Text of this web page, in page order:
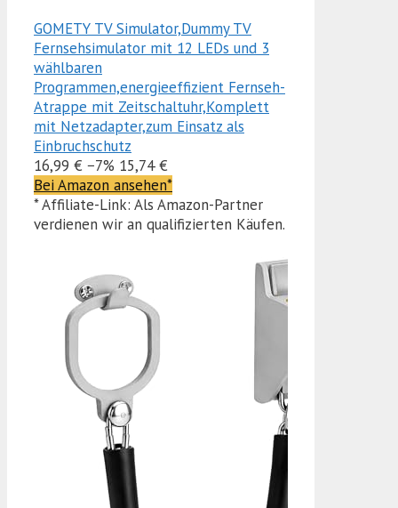
GOMETY TV Simulator,Dummy TV
Fernsehsimulator mit 12 LEDs und 3
wählbaren
Programmen,energieeffizient Fernseh-
Atrappe mit Zeitschaltuhr,Komplett
mit Netzadapter,zum Einsatz als
Einbruchschutz
16,99 € −7% 15,74 €
Bei Amazon ansehen*
* Affiliate-Link: Als Amazon-Partner
verdienen wir an qualifizierten Käufen.